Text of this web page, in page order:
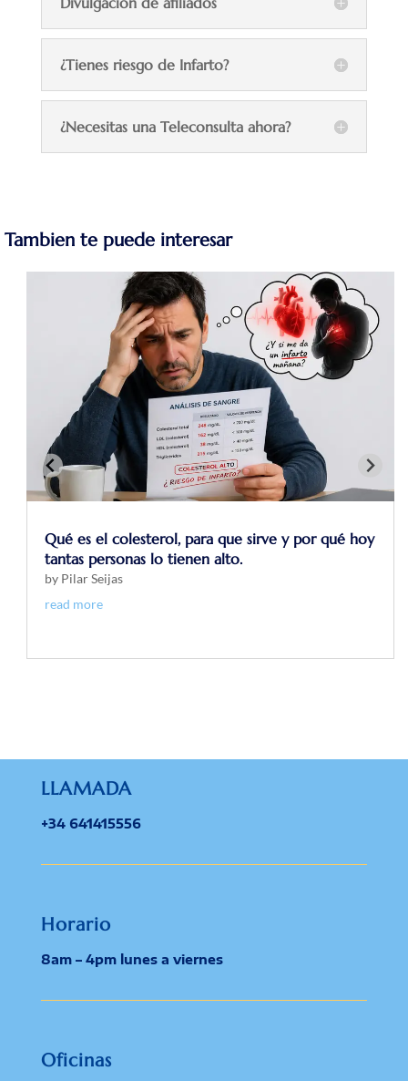
¿Tienes riesgo de Infarto?
¿Necesitas una Teleconsulta ahora?
Tambien te puede interesar
Qué es el colesterol, para que sirve y por qué hoy
tantas personas lo tienen alto.
by Pilar Seijas
read more
LLAMADA
+34 641415556
Horario
8am – 4pm lunes a viernes
Oficinas